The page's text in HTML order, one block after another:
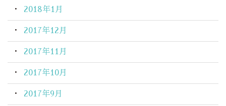
2018年1月
2017年12月
2017年11月
2017年10月
2017年9月